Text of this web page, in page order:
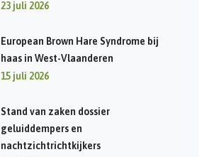
23 juli 2026
European Brown Hare Syndrome bij
haas in West-Vlaanderen
15 juli 2026
Stand van zaken dossier
geluiddempers en
nachtzichtrichtkijkers